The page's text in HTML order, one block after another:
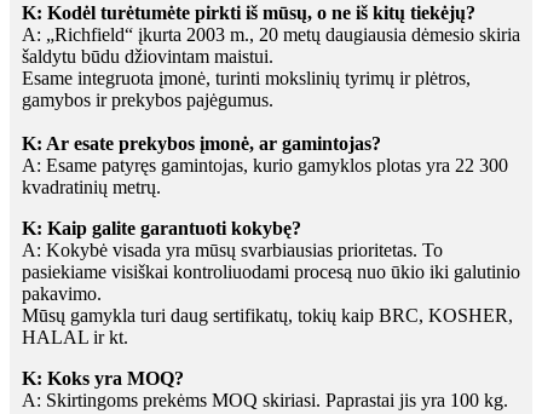
K: Kodėl turėtumėte pirkti iš mūsų, o ne iš kitų tiekėjų?
A: „Richfield“ įkurta 2003 m., 20 metų daugiausia dėmesio skiria
šaldytu būdu džiovintam maistui.
Esame integruota įmonė, turinti mokslinių tyrimų ir plėtros,
gamybos ir prekybos pajėgumus.
K: Ar esate prekybos įmonė, ar gamintojas?
A: Esame patyręs gamintojas, kurio gamyklos plotas yra 22 300
kvadratinių metrų.
K: Kaip galite garantuoti kokybę?
A: Kokybė visada yra mūsų svarbiausias prioritetas. To
pasiekiame visiškai kontroliuodami procesą nuo ūkio iki galutinio
pakavimo.
Mūsų gamykla turi daug sertifikatų, tokių kaip BRC, KOSHER,
HALAL ir kt.
K: Koks yra MOQ?
A: Skirtingoms prekėms MOQ skiriasi. Paprastai jis yra 100 kg.